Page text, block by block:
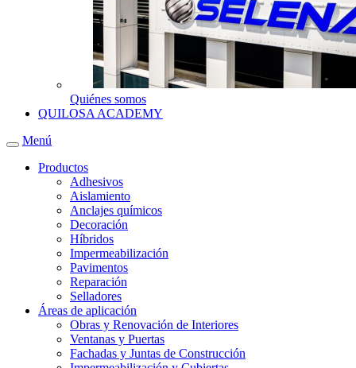
Quiénes somos
QUILOSA ACADEMY
Menú
Productos
Adhesivos
Aislamiento
Anclajes químicos
Decoración
Híbridos
Impermeabilización
Pavimentos
Reparación
Selladores
Áreas de aplicación
Obras y Renovación de Interiores
Ventanas y Puertas
Fachadas y Juntas de Construcción